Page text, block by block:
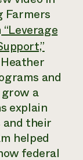
electrónicos
Energy
Farmers
“Leverage
and
a
explain
and their
helped
federal